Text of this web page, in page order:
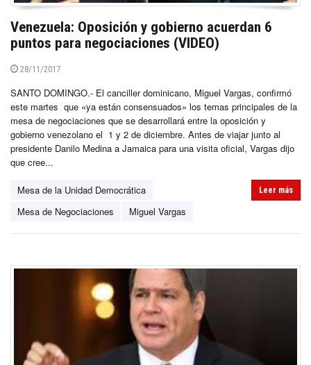
Venezuela: Oposición y gobierno acuerdan 6
puntos para negociaciones (VIDEO)
28/11/2017
SANTO DOMINGO.- El canciller dominicano, Miguel Vargas, confirmó
este martes que «ya están consensuados» los temas principales de la
mesa de negociaciones que se desarrollará entre la oposición y
gobierno venezolano el 1 y 2 de diciembre. Antes de viajar junto al
presidente Danilo Medina a Jamaica para una visita oficial, Vargas dijo
que cree...
Mesa de la Unidad Democrática
Mesa de Negociaciones
Miguel Vargas
Leer más